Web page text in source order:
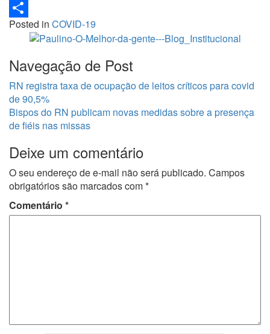
Email
Share
Posted in COVID-19
Navegação de Post
RN registra taxa de ocupação de leitos críticos para covid
de 90,5%
Bispos do RN publicam novas medidas sobre a presença
de fiéis nas missas
Deixe um comentário
O seu endereço de e-mail não será publicado. Campos
obrigatórios são marcados com*
Comentário *